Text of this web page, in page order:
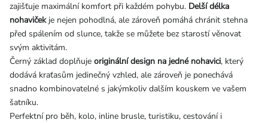
zajišťuje maximální komfort při každém pohybu. Delší délka
nohavičekje nejen pohodlná, ale zároveň pomáhá chránit stehna
před spálením od slunce, takže se můžete bez starostí věnovat
svým aktivitám.
Černý základ doplňuje originální design na jedné nohavici, který
dodává kraťasům jedinečný vzhled, ale zároveň je ponechává
snadno kombinovatelné s jakýmkoliv dalším kouskem ve vašem
šatníku.
Perfektní pro běh, kolo, inline brusle, turistiku, cestování i